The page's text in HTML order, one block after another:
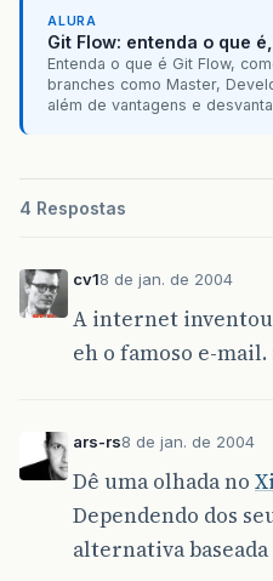
ALURA
Git Flow: entenda o que
Entenda o que é Git Flow,
branches como Master,
além de vantagens e
4 Respostas
cv18 de jan. de 2004
A internet
eh o famoso e-
ars-rs8 de jan. de 2004
Dê uma olhada no
Dependendo dos
alternativa baseada